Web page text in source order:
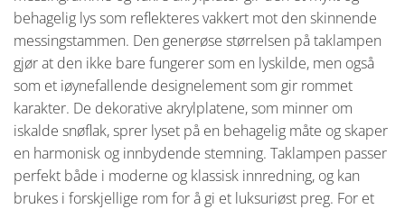
behagelig lys som reflekteres vakkert mot den skinnende
messingstammen. Den generøse størrelsen på taklampen
gjør at den ikke bare fungerer som en lyskilde, men også
som et iøynefallende designelement som gir rommet
karakter. De dekorative akrylplatene, som minner om
iskalde snøflak, sprer lyset på en behagelig måte og skaper
en harmonisk og innbydende stemning. Taklampen passer
perfekt både i moderne og klassisk innredning, og kan
brukes i forskjellige rom for å gi et luksuriøst preg. For et